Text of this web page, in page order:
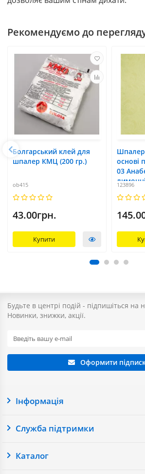
Рекомендуємо до
Болгарський клей для
шпалер КМЦ (200 гр.)
ob415
43.00грн.
Купити
основі
03
123896
Будьте в центрі подій - підпишіться на
Новинки, знижки, акції.
Оформити
Інформація
Служба підтримки
Каталог